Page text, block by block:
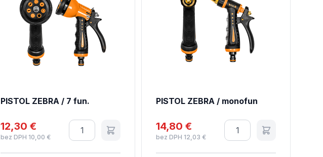
PISTOL ZEBRA / 7 fun.
12,30 €
bez DPH 10,00 €
Množstvo
PISTOL ZEBRA / monofun
14,80 €
bez DPH 12,03 €
Množstvo